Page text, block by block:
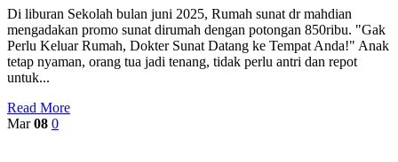
Di liburan Sekolah bulan juni 2025, Rumah sunat dr mahdian
mengadakan promo sunat dirumah dengan potongan 850ribu. "Gak
Perlu Keluar Rumah, Dokter Sunat Datang ke Tempat Anda!" Anak
tetap nyaman, orang tua jadi tenang, tidak perlu antri dan repot
untuk...
Read More
Mar08 0